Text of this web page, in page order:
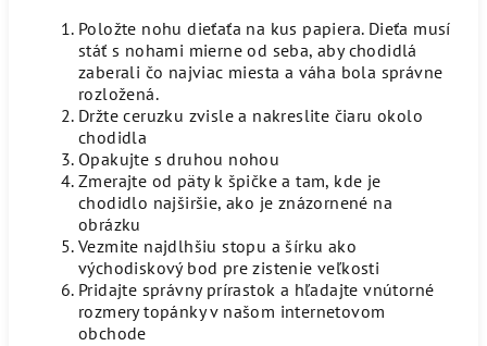
Položte nohu dieťaťa na kus papiera. Dieťa musí
stáť s nohami mierne od seba, aby chodidlá
zaberali čo najviac miesta a váha bola správne
rozložená.
Držte ceruzku zvisle a nakreslite čiaru okolo
chodidla
Opakujte s druhou nohou
Zmerajte od päty k špičke a tam, kde je
chodidlo najširšie, ako je znázornené na
obrázku
Vezmite najdlhšiu stopu a šírku ako
východiskový bod pre zistenie veľkosti
Pridajte správny prírastok a hľadajte vnútorné
rozmery topánky v našom internetovom
obchode